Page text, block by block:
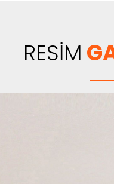
RESİM